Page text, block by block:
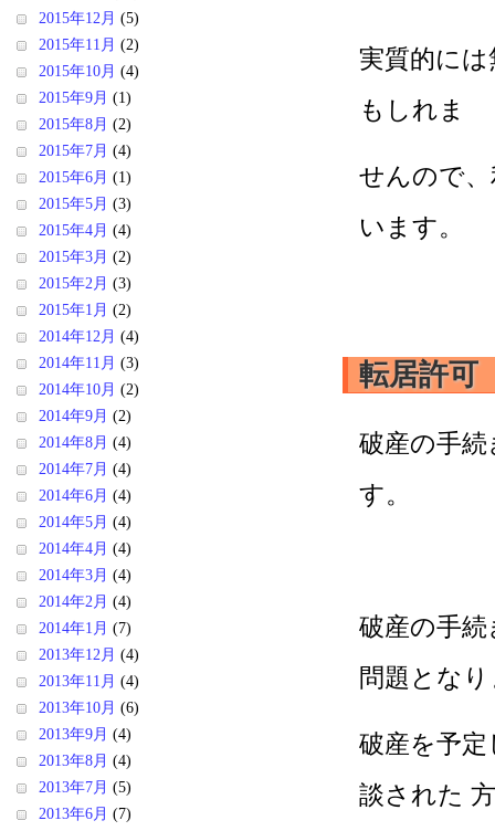
実質的に
もしれま
せんので
います。
転居許可
破産の手
す。
破産の手
問題とな
破産を予
談された
2015年12月 (5)
2015年11月 (2)
2015年10月 (4)
2015年9月 (1)
2015年8月 (2)
2015年7月 (4)
2015年6月 (1)
2015年5月 (3)
2015年4月 (4)
2015年3月 (2)
2015年2月 (3)
2015年1月 (2)
2014年12月 (4)
2014年11月 (3)
2014年10月 (2)
2014年9月 (2)
2014年8月 (4)
2014年7月 (4)
2014年6月 (4)
2014年5月 (4)
2014年4月 (4)
2014年3月 (4)
2014年2月 (4)
2014年1月 (7)
2013年12月 (4)
2013年11月 (4)
2013年10月 (6)
2013年9月 (4)
2013年8月 (4)
2013年7月 (5)
2013年6月 (7)